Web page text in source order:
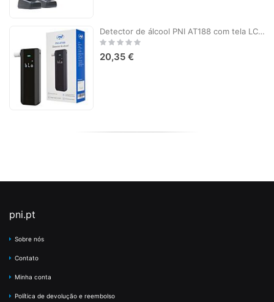
Detector de álcool PNI AT188 com tela LCD, alarme sonoro e leve
Rating:
20,35 €
pni.pt
Sobre nós
Contato
Minha conta
Política de devolução e reembolso